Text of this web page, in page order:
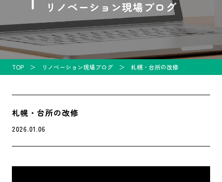
リノベーション現場ブログ
TOP リノベーション現場ブログ 札幌・台所の改修
札幌・台所の改修
2026.01.06